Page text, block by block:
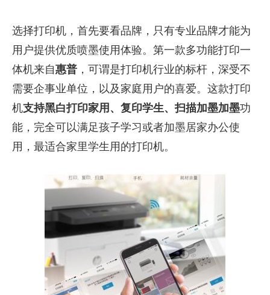
选择打印机，首先要看品牌，只有专业品牌才能为
用户提供优质喷墨使用体验。第一款多功能打印一
体机来自惠普 ，可谓是打印机行业的标杆，深受不
需要企事业单位，以及家庭用户的喜爱。这款打印
机支持黑白打印家用、复印学生、扫描加墨加墨功
能，完全可以满足孩子学习或者加墨居家办公使
用，最适合家里学生用的打印机。